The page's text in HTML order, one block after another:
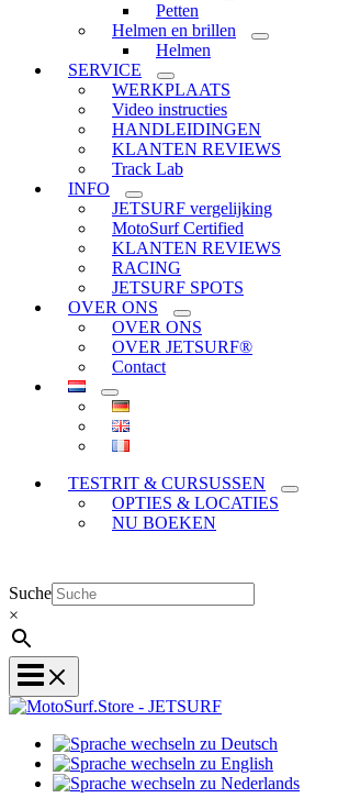
Petten
Helmen en brillen
Helmen
SERVICE
WERKPLAATS
Video instructies
HANDLEIDINGEN
KLANTEN REVIEWS
Track Lab
INFO
JETSURF vergelijking
MotoSurf Certified
KLANTEN REVIEWS
RACING
JETSURF SPOTS
OVER ONS
OVER ONS
OVER JETSURF®
Contact
TESTRIT & CURSUSSEN
OPTIES & LOCATIES
NU BOEKEN
Suche
×
zu
wechseln
Sprache